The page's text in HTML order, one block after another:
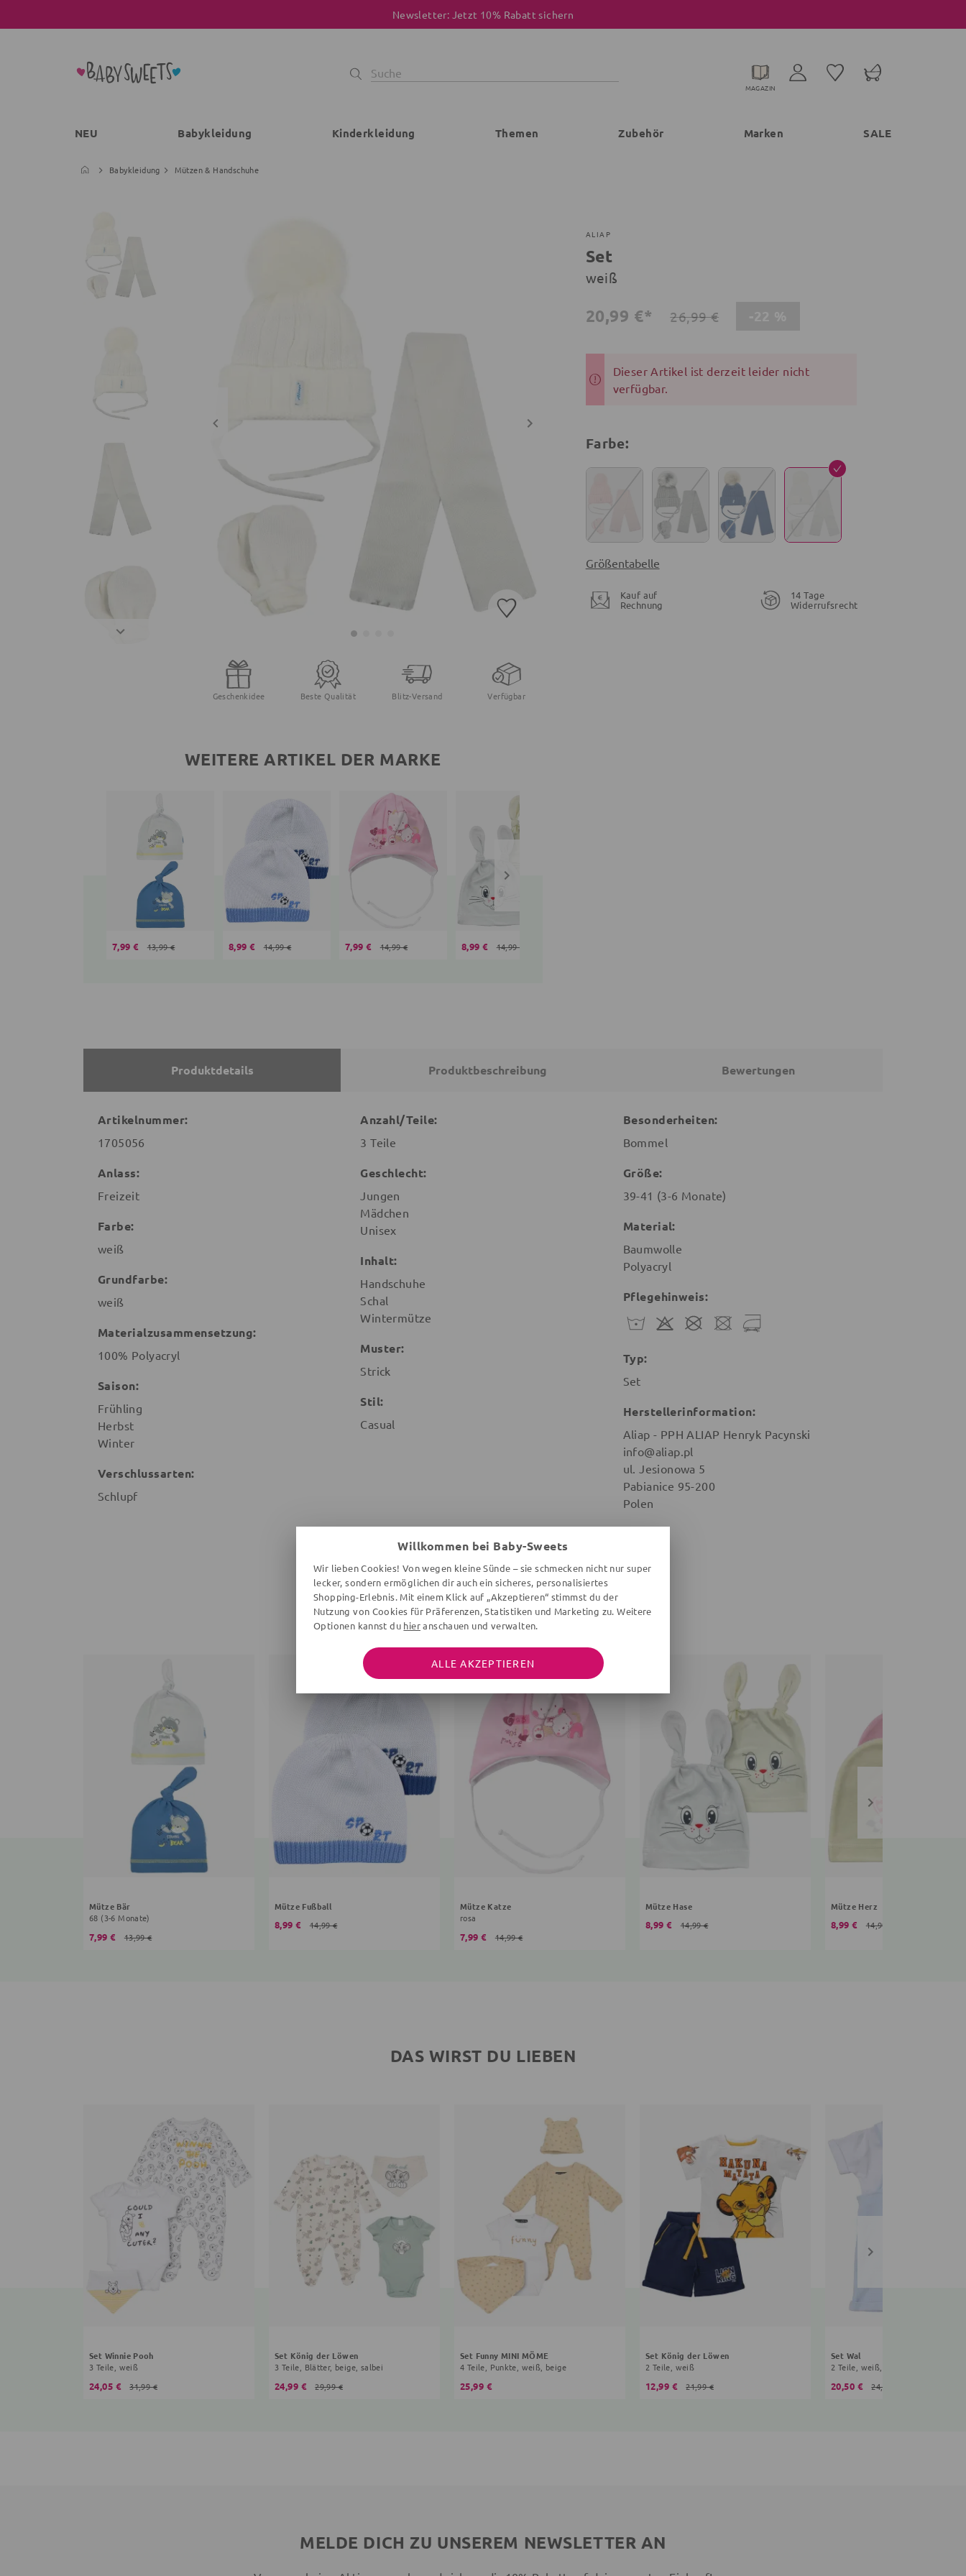
Newsletter: Jetzt 10% Rabatt sichern
MAGAZIN
NEU Babykleidung Kinderkleidung Themen Zubehör Marken SALE
Babykleidung Mützen & Handschuhe
Geschenkidee Beste Qualität Blitz-Versand Verfügbar
WEITERE ARTIKEL DER MARKE
7,99 € 13,99 € 8,99 € 14,99 € 7,99 € 14,99 € 8,99 € 14,99 €
ALIAP
Set
weiß
20,99 €* 26,99 €
Dieser Artikel ist derzeit leider nicht
verfügbar.
Farbe:
Größentabelle
Kauf auf
Rechnung
14 Tage
Widerrufsrecht
Produktdetails Produktbeschreibung Bewertungen
Artikelnummer:
1705056
Anlass:
Freizeit
Farbe:
weiß
Grundfarbe:
weiß
Materialzusammensetzung:
100% Polyacryl
Saison:
Frühling
Herbst
Winter
Verschlussarten:
Schlupf
Anzahl/Teile:
3 Teile
Geschlecht:
Jungen
Mädchen
Unisex
Inhalt:
Handschuhe
Schal
Wintermütze
Muster:
Strick
Stil:
Casual
Besonderheiten:
Bommel
Größe:
39-41 (3-6 Monate)
Material:
Baumwolle
Polyacryl
Pflegehinweis:
Typ:
Set
Herstellerinformation:
Aliap - PPH ALIAP Henryk Pacynski
info@aliap.pl
ul. Jesionowa 5
Pabianice 95-200
Polen
WEITERE ARTIKEL DER MARKE
Mütze Bär
68 (3-6 Monate)
7,99 € 13,99 €
Mütze Fußball
8,99 € 14,99 €
Mütze Katze
rosa
7,99 € 14,99 €
Mütze Hase
8,99 € 14,99 €
Mütze Herz
8,99 € 14,99 €
DAS WIRST DU LIEBEN
Set Winnie Pooh
3 Teile, weiß
24,05 € 31,99 €
Set König der Löwen
3 Teile, Blätter, beige, salbei
24,99 € 29,99 €
Set Funny MINI MÖME
4 Teile, Punkte, weiß, beige
25,99 €
Set König der Löwen
2 Teile, weiß
12,99 € 21,99 €
Set Wal
2 Teile, weiß, hellblau
20,50 € 24,99 €
MELDE DICH ZU UNSEREM NEWSLETTER AN
Willkommen bei Baby-Sweets
Wir lieben Cookies! Von wegen kleine Sünde – sie schmecken nicht nur super
lecker, sondern ermöglichen dir auch ein sicheres, personalisiertes
Shopping-Erlebnis. Mit einem Klick auf „Akzeptieren“ stimmst du der
Nutzung von Cookies für Präferenzen, Statistiken und Marketing zu. Weitere
Optionen kannst du hieranschauen und verwalten.
ALLE AKZEPTIEREN